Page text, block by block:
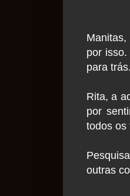
por
para
Rita, a
por
todos os
outras